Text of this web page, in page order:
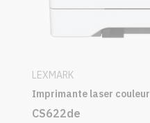
LEXMARK
Imprimante laser couleur
CS622de